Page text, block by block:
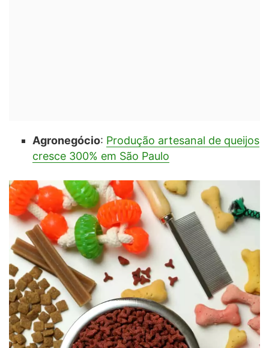
Agronegócio: Produção artesanal de queijos
cresce 300% em São Paulo